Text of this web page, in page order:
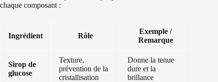
chaque composant :
Ingrédient Rôle
Exemple /
Remarque
Sirop de
glucose
Texture,
prévention de la
cristallisation
Donne la tenue
dure et la
brillance